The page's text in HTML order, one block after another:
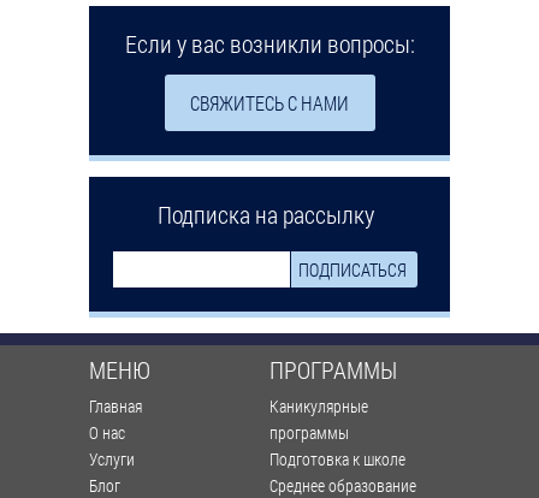
Если у вас возникли вопросы:
СВЯЖИТЕСЬ С НАМИ
Подписка на рассылку
МЕНЮ
Главная
О нас
Услуги
Блог
ПРОГРАММЫ
Каникулярные
программы
Подготовка к школе
Среднее образование